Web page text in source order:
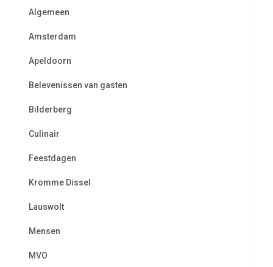
Algemeen
Amsterdam
Apeldoorn
Belevenissen van gasten
Bilderberg
Culinair
Feestdagen
Kromme Dissel
Lauswolt
Mensen
MVO